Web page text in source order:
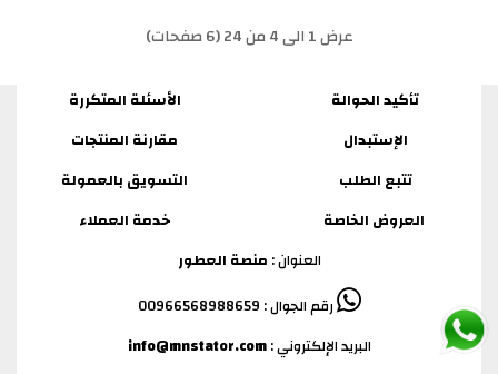
عرض 1 الى 4 من 24 (6 صفحات)
تأكيد الحوالة
الإستبدال
تتبع الطلب
العروض الخاصة
الأسئلة المتكررة
مقارنة المنتجات
التسويق بالعمولة
خدمة العملاء
العنوان : منصة العطور
رقم الجوال : 00966568988659
البريد الإلكتروني :info@mnstator.com